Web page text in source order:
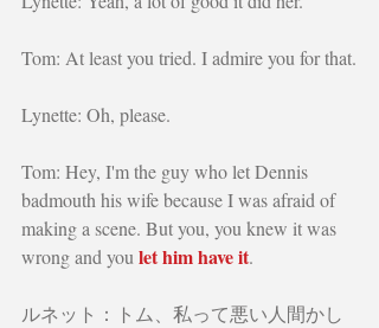
Tom: At least you tried. I admire you for that.
Lynette: Oh, please.
Tom: Hey, I'm the guy who let Dennis
badmouth his wife because I was afraid of
making a scene. But you, you knew it was
wrong and you let him have it.
ルネット：トム、私って悪い人間かし